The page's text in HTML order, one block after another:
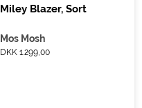
Miley Blazer, Sort
Mos Mosh
DKK 1.299,00